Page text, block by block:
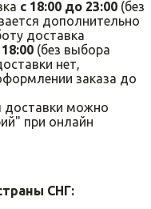
с 18:00 до 23:00 (без
дополнительно
доставка
(без выбора
нет,
заказа до
можно
при онлайн
СНГ: